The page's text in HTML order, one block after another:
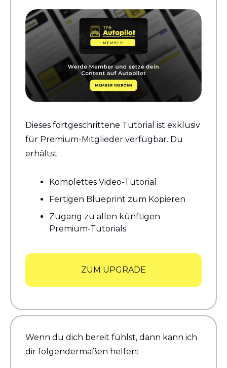
Dieses fortgeschrittene Tutorial ist exklusiv
für Premium-Mitglieder verfügbar. Du
erhältst:
Komplettes Video-Tutorial
Fertigen Blueprint zum Kopieren
Zugang zu allen künftigen
Premium-Tutorials
ZUM UPGRADE
Wenn du dich bereit fühlst, dann kann ich
dir folgendermaßen helfen: